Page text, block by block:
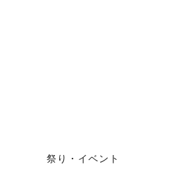
祭り・イベント